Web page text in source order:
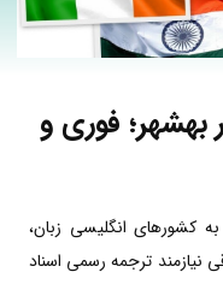
فوری و
کشورهای انگلیسی زبان،
نیازمند ترجمه رسمی اسناد